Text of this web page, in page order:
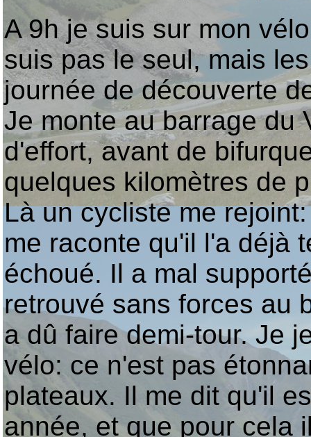
A 9h je suis sur mon
suis pas le seul, mais
journée de découverte
Je monte au barrage du
d'effort, avant de
quelques kilomètres de
Là un cycliste me
me raconte qu'il l'a déjà
échoué. Il a mal
retrouvé sans forces au
a dû faire demi-tour. Je
vélo: ce n'est pas
plateaux. Il me dit qu'il
année, et que pour cela